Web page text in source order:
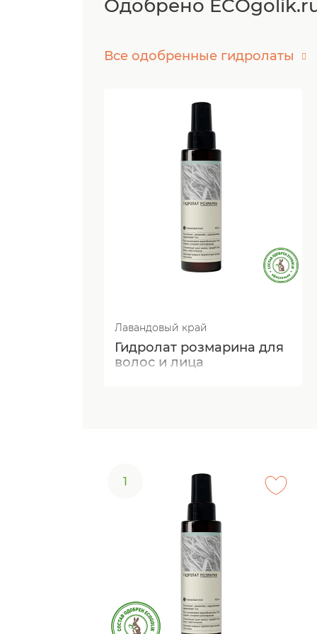
Одобрено
Все одобренные гидролаты
Лавандовый край
Гидролат розмарина для
волос и лица
1